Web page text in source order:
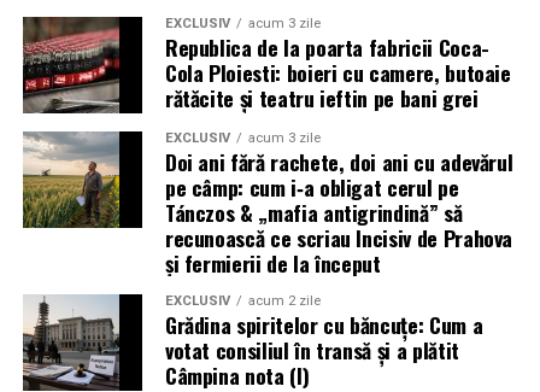
EXCLUSIV acum 3 zile
Republica de la poarta fabricii Coca-
Cola Ploiesti: boieri cu camere, butoaie
rătăcite și teatru ieftin pe bani grei
EXCLUSIV acum 3 zile
Doi ani fără rachete, doi ani cu adevărul
pe câmp: cum i‑a obligat cerul pe
Tánczos & „mafia antigrindină” să
recunoască ce scriau Incisiv de Prahova
și fermierii de la început
EXCLUSIV acum 2 zile
Grădina spiritelor cu băncuțe: Cum a
votat consiliul în transă și a plătit
Câmpina nota (I)